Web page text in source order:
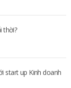
thời?
start up Kinh doanh